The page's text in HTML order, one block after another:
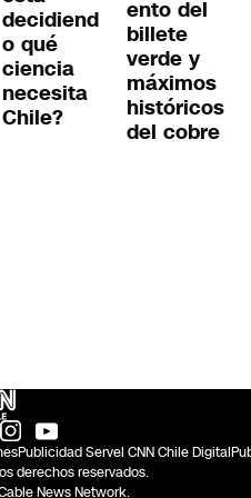
decidiend
o qué
ciencia
necesita
Chile?
ento del
billete
verde y
máximos
históricos
del cobre
Publicidad Servel CNN Chile Digital
derechos reservados.
News Network.